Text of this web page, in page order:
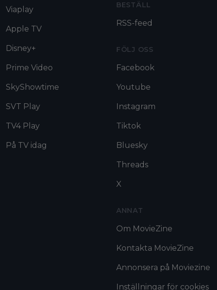
Viaplay
Apple TV
Disney+
Prime Video
SkyShowtime
SVT Play
TV4 Play
På TV idag
BESTÄLL
RSS-feed
FÖLJ OSS
Facebook
Youtube
Instagram
Tiktok
Bluesky
Threads
X
ANNAT
Om MovieZine
Kontakta MovieZine
Annonsera på Moviezine
Inställningar för cookies